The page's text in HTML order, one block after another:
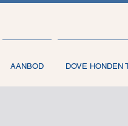
AANBOD DOVE HONDEN